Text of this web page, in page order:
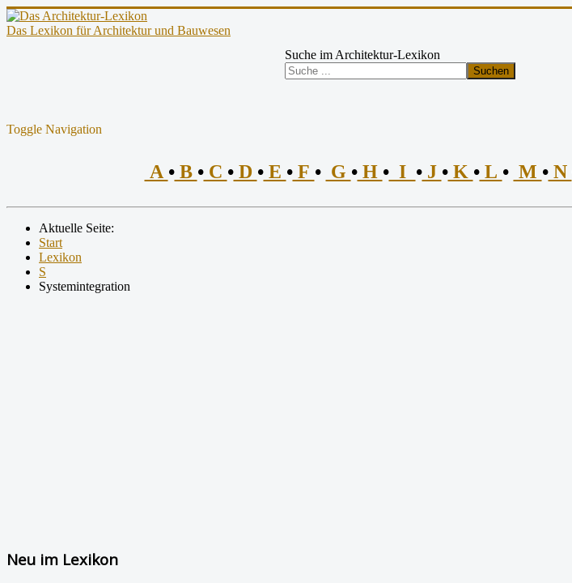
Das Lexikon für Architektur und Bauwesen
Suche im Architektur-Lexikon
Suchen
Toggle Navigation
A •B •C •D •E •F • G •H •I •J •K •L • M •N
Aktuelle Seite:
Start
Lexikon
S
Systemintegration
Neu im Lexikon